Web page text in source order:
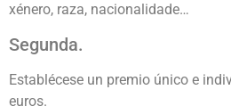
xénero, raza, nacionalidade…
Segunda.
Establécese un premio único e
euros.